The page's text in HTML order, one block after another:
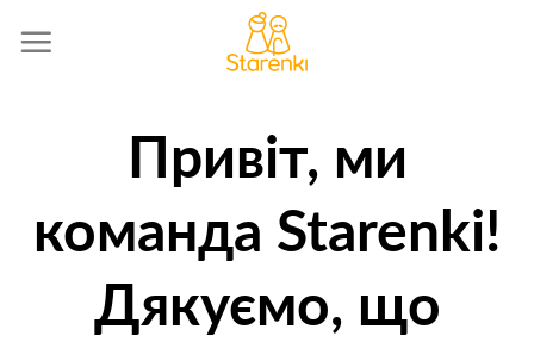
Привіт, ми
команда Starenki!
Дякуємо, що